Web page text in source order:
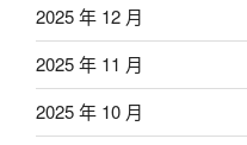
2025 年 12 月
2025 年 11 月
2025 年 10 月